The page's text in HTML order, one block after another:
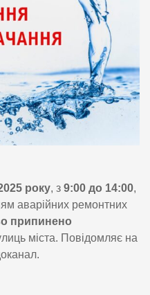
року, з 9:00 до 14:00,
аварійних ремонтних
припинено
міста. Повідомляє на